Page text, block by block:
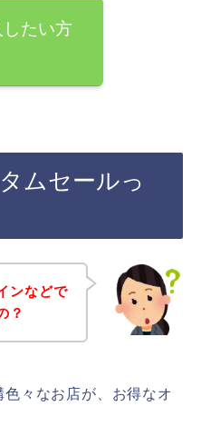
たい方
ムセールっ
ンなどで
？
々なお店が、お得なオ